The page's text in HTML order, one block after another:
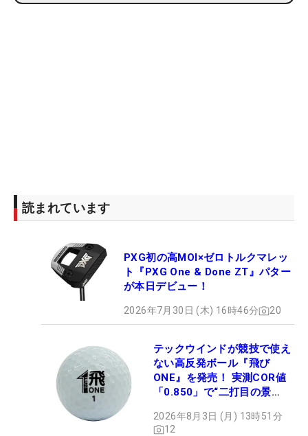
読まれています
PXG初の高MOI×ゼロトルクマレッ
ト『PXG One & Done ZT』パター
が本日デビュー！
2026年7月30日 (木) 16時46分 20
テックウインドが競技で使え
ない高反発ボール『飛び
ONE』を発売！ 実測COR値
「0.850」で“二打目の景
2026年8月3日 (月) 13時51分
12